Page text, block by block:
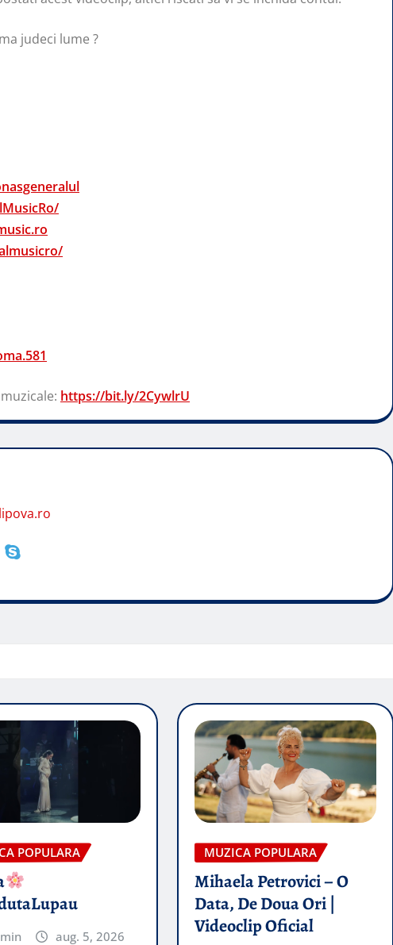
judeci lume ?
https://bit.ly/2CywlrU
POPULARA
aug. 5, 2026
MUZICA POPULARA
Mihaela Petrovici – O
Data, De Doua Ori |
Videoclip Oficial